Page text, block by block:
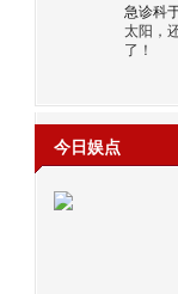
急诊科
太阳，
了！
今日娱点